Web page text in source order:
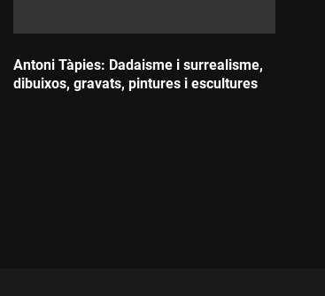
Antoni Tàpies: Dadaisme i surrealisme,
dibuixos, gravats, pintures i escultures